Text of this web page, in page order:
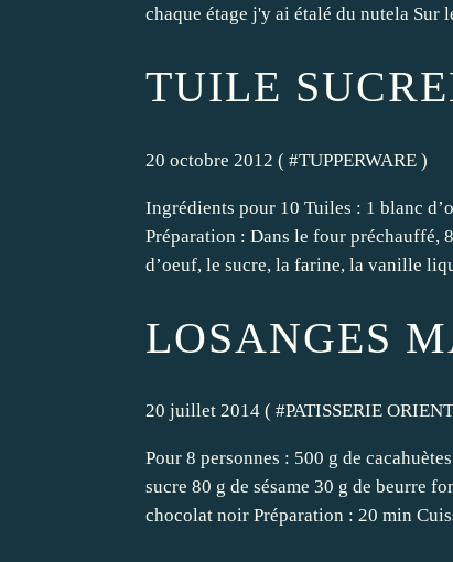
chaque étage j'y ai étalé du nutela Sur
TUILE
20 octobre 2012 ( #TUPPERWARE )
Ingrédients pour 10 Tuiles : 1 blanc
Préparation : Dans le four préchauffé,
d’oeuf, le sucre, la farine, la vanille
LOSANGES
20 juillet 2014 ( #PATISSERIE
Pour 8 personnes : 500 g de
sucre 80 g de sésame 30 g de beurre
chocolat noir Préparation : 20 min